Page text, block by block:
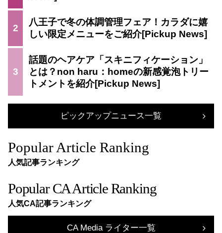
2
八王子で冬の体調管理フェア！カラダに嬉
しい限定メニューをご紹介
3
話題のヘアケア「スキニフィケーション」
とは？non haru：homeの新感覚泡トリー
トメントを紹介
ピックアップニュース一覧
Popular Article Ranking
人気記事ランキング
Popular CA Article Ranking
人気CA記事ランキング
CA Media ライター一覧